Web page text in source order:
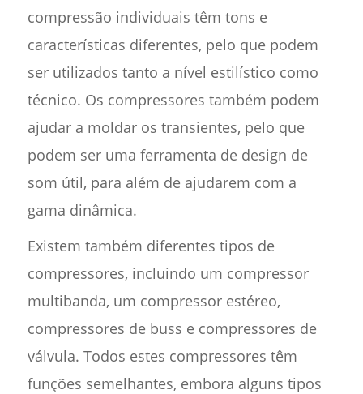
compressão individuais têm tons e
características diferentes, pelo que podem
ser utilizados tanto a nível estilístico como
técnico. Os compressores também podem
ajudar a moldar os transientes, pelo que
podem ser uma ferramenta de design de
som útil, para além de ajudarem com a
gama dinâmica.
Existem também diferentes tipos de
compressores, incluindo um compressor
multibanda, um compressor estéreo,
compressores de buss e compressores de
válvula. Todos estes compressores têm
funções semelhantes, embora alguns tipos